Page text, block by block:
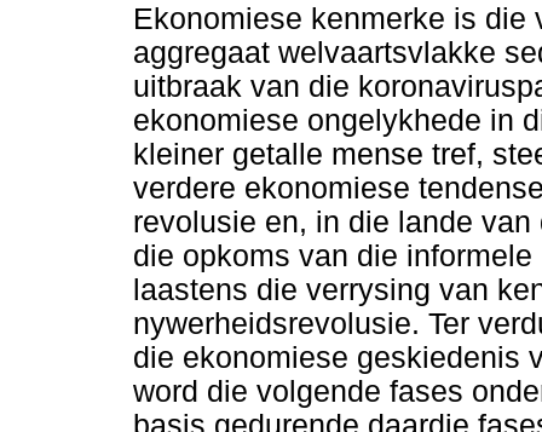
Ekonomiese kenmerke is die
aggregaat welvaartsvlakke
uitbraak van die
ekonomiese ongelykhede in
kleiner getalle mense tref,
verdere ekonomiese
revolusie en, in die lande
die opkoms van die
laastens die verrysing van
nywerheidsrevolusie. Ter
die ekonomiese geskiedenis
word die volgende fases
basis gedurende daardie